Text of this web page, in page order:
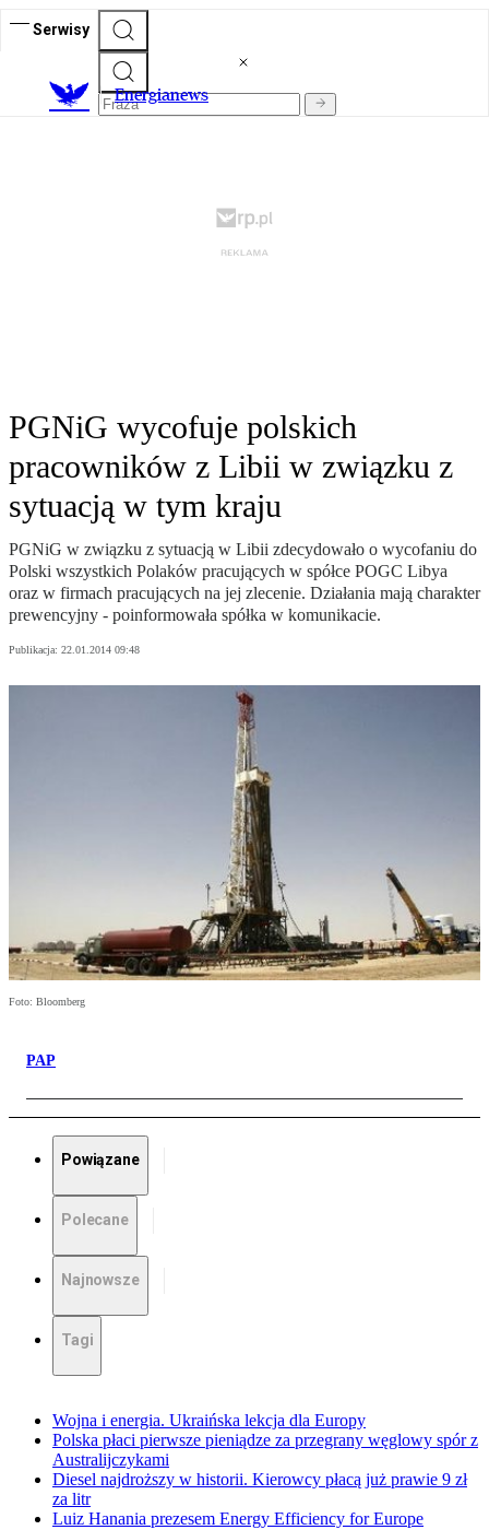
Serwisy
Energianews
PGNiG wycofuje polskich
pracowników z Libii w związku z
sytuacją w tym kraju
PGNiG w związku z sytuacją w Libii zdecydowało o wycofaniu do
Polski wszystkich Polaków pracujących w spółce POGC Libya
oraz w firmach pracujących na jej zlecenie. Działania mają charakter
prewencyjny - poinformowała spółka w komunikacie.
Publikacja: 22.01.2014 09:48
Foto: Bloomberg
PAP
Powiązane
Polecane
Najnowsze
Tagi
Wojna i energia. Ukraińska lekcja dla Europy
Polska płaci pierwsze pieniądze za przegrany węglowy spór z
Australijczykami
Diesel najdroższy w historii. Kierowcy płacą już prawie 9 zł
za litr
Luiz Hanania prezesem Energy Efficiency for Europe